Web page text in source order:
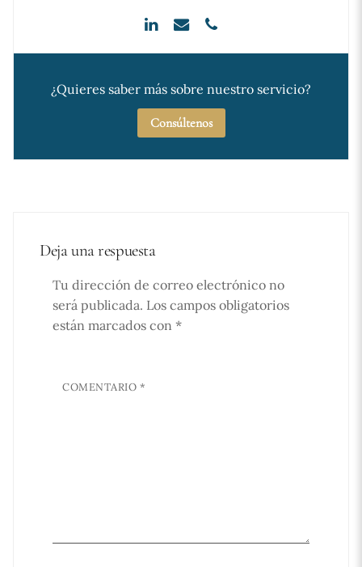
¿Quieres saber más sobre nuestro servicio?
Consúltenos
Deja una respuesta
Tu dirección de correo electrónico no
será publicada. Los campos obligatorios
están marcados con *
COMENTARIO *